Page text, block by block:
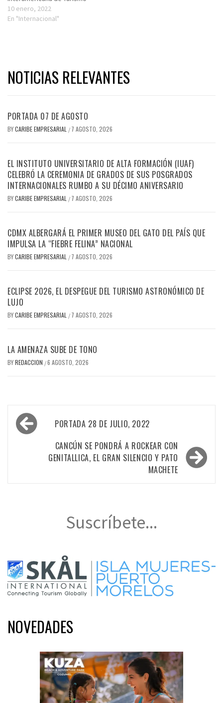
10 enero, 2022
En "Internacional"
NOTICIAS RELEVANTES
PORTADA 07 DE AGOSTO
BYCARIBE EMPRESARIAL / 7 AGOSTO, 2026
EL INSTITUTO UNIVERSITARIO DE ALTA FORMACIÓN (IUAF)
CELEBRÓ LA CEREMONIA DE GRADOS DE SUS POSGRADOS
INTERNACIONALES RUMBO A SU DÉCIMO ANIVERSARIO
BYCARIBE EMPRESARIAL / 7 AGOSTO, 2026
CDMX ALBERGARÁ EL PRIMER MUSEO DEL GATO DEL PAÍS QUE
IMPULSA LA “FIEBRE FELINA” NACIONAL
BYCARIBE EMPRESARIAL / 7 AGOSTO, 2026
ECLIPSE 2026, EL DESPEGUE DEL TURISMO ASTRONÓMICO DE
LUJO
BYCARIBE EMPRESARIAL / 7 AGOSTO, 2026
LA AMENAZA SUBE DE TONO
BYREDACCION /6 AGOSTO, 2026
Navegación
de
entradas
PORTADA 28 DE JULIO, 2022
CANCÚN SE PONDRÁ A ROCKEAR CON
GENITALLICA, EL GRAN SILENCIO Y PATO
MACHETE
Suscríbete...
NOVEDADES